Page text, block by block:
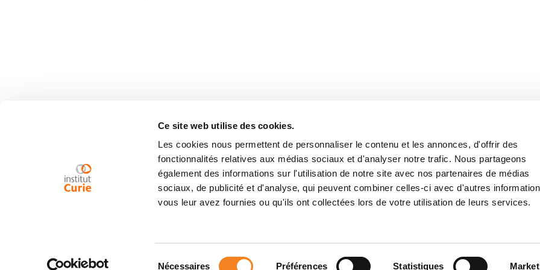
Ce site web utilise des cookies.
Les cookies nous permettent de personnaliser le contenu et les annonces, d'offrir des
fonctionnalités relatives aux médias sociaux et d'analyser notre trafic. Nous partageons
également des informations sur l'utilisation de notre site avec nos partenaires de médias
sociaux, de publicité et d'analyse, qui peuvent combiner celles-ci avec d'autres
vous leur avez fournies ou qu'ils ont collectées lors de votre utilisation de leurs services.
Nécessaires Préférences Statistiques
Mentions légales